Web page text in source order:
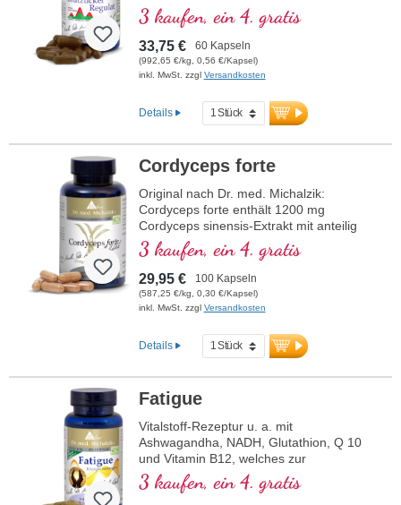
Blutzuckerspiegels beiträgt.
3 kaufen, ein 4. gratis
33,75 € 60 Kapseln
(992,65 €/kg, 0,56 €/Kapsel)
inkl. MwSt. zzgl Versandkosten
Details
Cordyceps forte
Original nach Dr. med. Michalzik:
Cordyceps forte enthält 1200 mg
Cordyceps sinensis-Extrakt mit anteilig
400 mg Polysacchariden pro Tagesdosis
(3 Kapseln). Dieses hochwertige
Nahrungsergänzungsmittel ist frei von
Zusätzen und wird in Deutschland
hergestellt. Die Versiegelung ist
mehr Informationen zu Cordyceps
Frei von Zusätzen
und Anwendung von Biotikon Produkten
Von Ärzten entwickelt und überwacht
Schonende Herstellung
Hypoallergen durch Biotikon-
3 kaufen, ein 4. gratis
29,95 € 100 Kapseln
(587,25 €/kg, 0,30 €/Kapsel)
inkl. MwSt. zzgl Versandkosten
Details
Fatigue
Vitalstoff-Rezeptur u. a. mit
Ashwagandha, NADH, Glutathion, Q 10
und Vitamin B12, welches zur
Verringerung von Müdigkeit und
Ermüdung beiträgt.
3 kaufen, ein 4. gratis